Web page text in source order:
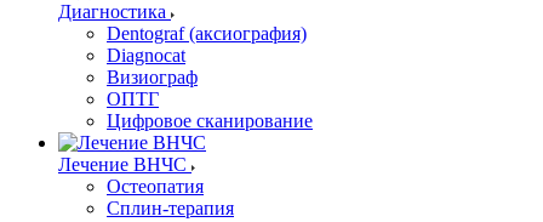
Диагностика
Dentograf (аксиография)
Diagnocat
Визиограф
ОПТГ
Цифровое сканирование
Лечение ВНЧС
Остеопатия
Сплин-терапия